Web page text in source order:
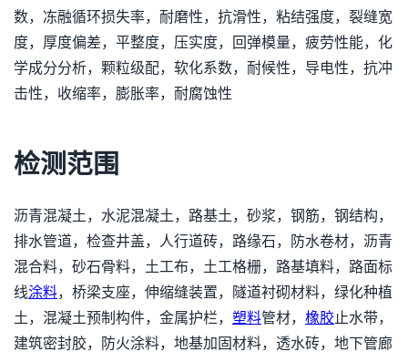
数，冻融循环损失率，耐磨性，抗滑性，粘结强度，裂缝宽
度，厚度偏差，平整度，压实度，回弹模量，疲劳性能，化
学成分分析，颗粒级配，软化系数，耐候性，导电性，抗冲
击性，收缩率，膨胀率，耐腐蚀性
检测范围
沥青混凝土，水泥混凝土，路基土，砂浆，钢筋，钢结构，
排水管道，检查井盖，人行道砖，路缘石，防水卷材，沥青
混合料，砂石骨料，土工布，土工格栅，路基填料，路面标
线涂料，桥梁支座，伸缩缝装置，隧道衬砌材料，绿化种植
土，混凝土预制构件，金属护栏， 塑料管材， 橡胶止水带，
建筑密封胶，防火涂料，地基加固材料，透水砖，地下管廊